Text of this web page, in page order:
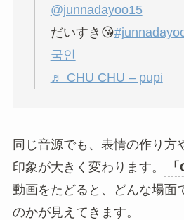
@junnadayoo15
だいすき😘
국인
♬ CHU CHU – pupi
同じ音源でも、表情の作り方
印象が大きく変わります。
動画をたどると、どんな場面
のかが見えてきます。